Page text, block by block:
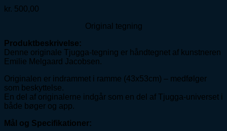
kr. 500,00
Original tegning
Produktbeskrivelse:
Denne originale Tjugga-tegning er håndtegnet af kunstneren
Emilie Melgaard Jacobsen.
Originalen er indrammet i ramme (43x53cm) – medfølger
som beskyttelse.
En del af originalerne indgår som en del af Tjugga-universet i
både bøger og app.
Mål og Specifikationer: